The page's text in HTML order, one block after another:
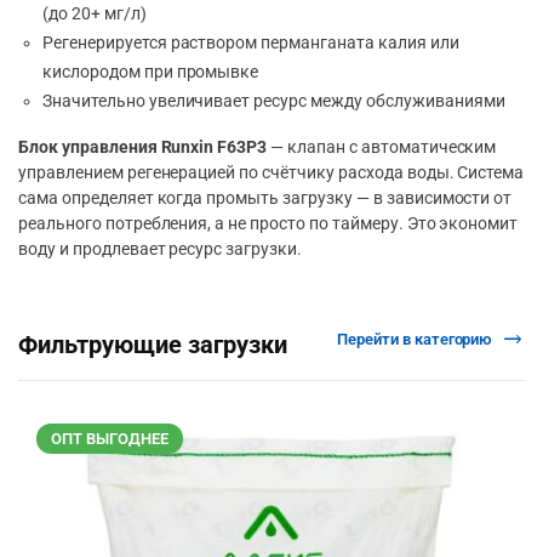
(до 20+ мг/л)
Регенерируется раствором перманганата калия или
кислородом при промывке
Значительно увеличивает ресурс между обслуживаниями
Блок управления Runxin F63P3 — клапан с автоматическим
управлением регенерацией по счётчику расхода воды. Система
сама определяет когда промыть загрузку — в зависимости от
реального потребления, а не просто по таймеру. Это экономит
воду и продлевает ресурс загрузки.
Фильтрующие загрузки Перейти в категорию
ОПТ ВЫГОДНЕЕ